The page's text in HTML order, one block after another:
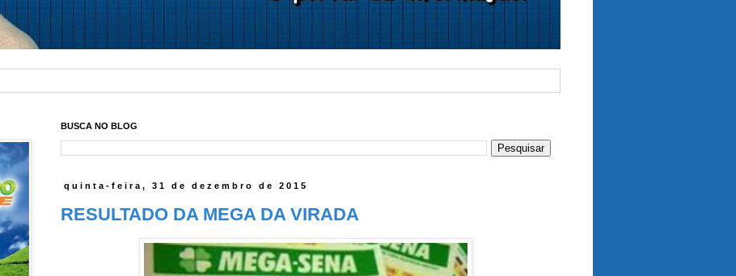
BUSCA NO BLOG
quinta-feira, 31 de dezembro de 2015
RESULTADO DA MEGA DA VIRADA